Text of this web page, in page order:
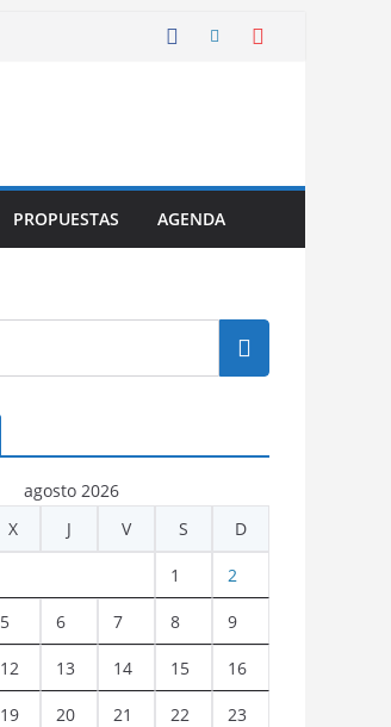
PROPUESTAS AGENDA
agosto 2026
X J V S D
1 2
5 6 7 8 9
12 13 14 15 16
19 20 21 22 23